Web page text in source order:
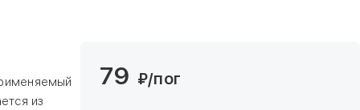
из
79 ₽/пог